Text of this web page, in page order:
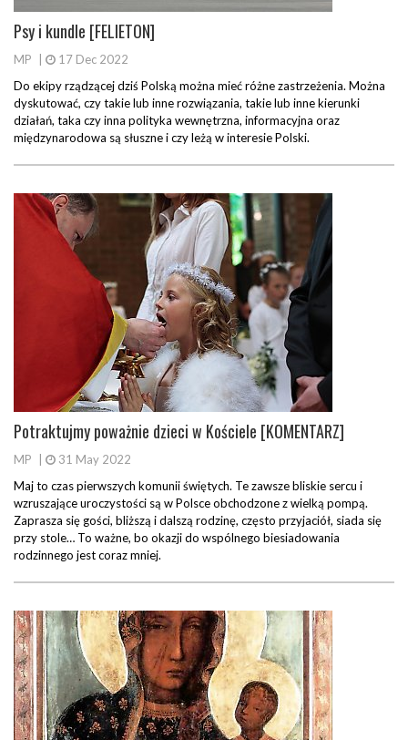
Psy i kundle [FELIETON]
MP
17 Dec 2022
Do ekipy rządzącej dziś Polską można mieć różne zastrzeżenia. Można
dyskutować, czy takie lub inne rozwiązania, takie lub inne kierunki
działań, taka czy inna polityka wewnętrzna, informacyjna oraz
międzynarodowa są słuszne i czy leżą w interesie Polski.
Potraktujmy poważnie dzieci w Kościele [KOMENTARZ]
MP
31 May 2022
Maj to czas pierwszych komunii świętych. Te zawsze bliskie sercu i
wzruszające uroczystości są w Polsce obchodzone z wielką pompą.
Zaprasza się gości, bliższą i dalszą rodzinę, często przyjaciół, siada się
przy stole… To ważne, bo okazji do wspólnego biesiadowania
rodzinnego jest coraz mniej.